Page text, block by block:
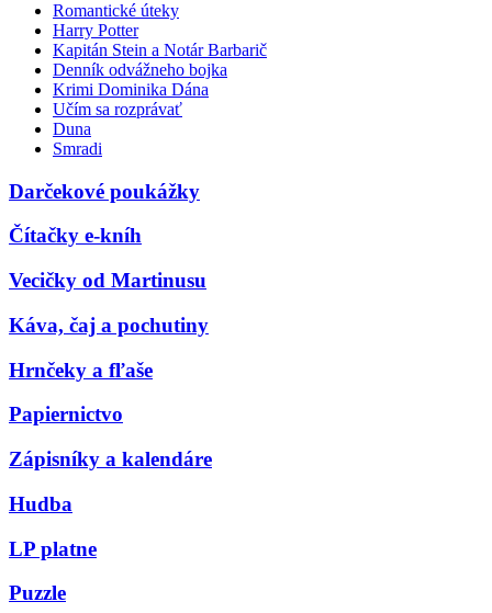
Romantické úteky
Harry Potter
Kapitán Stein a Notár Barbarič
Denník odvážneho bojka
Krimi Dominika Dána
Učím sa rozprávať
Duna
Smradi
Darčekové poukážky
Čítačky e-kníh
Vecičky od Martinusu
Káva, čaj a pochutiny
Hrnčeky a fľaše
Papiernictvo
Zápisníky a kalendáre
Hudba
LP platne
Puzzle